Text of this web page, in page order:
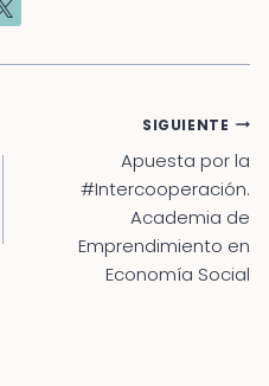
SIGUIENTE
Apuesta por la
#Intercooperación.
Academia de
Emprendimiento en
Economía Social